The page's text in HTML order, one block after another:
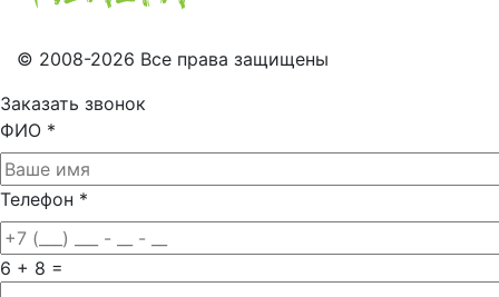
© 2008-2026 Все права защищены
Заказать звонок
ФИО *
Телефон *
6 + 8 =